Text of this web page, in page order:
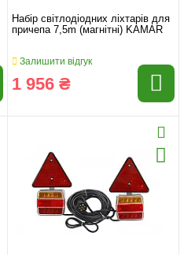
Набір світлодіодних ліхтарів для
причепа 7,5m (магнітні) KAMAR
Залишити відгук
1 956 ₴